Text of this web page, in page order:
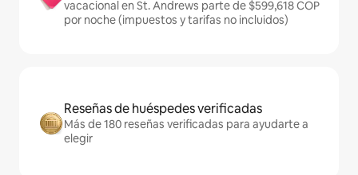
vacacional en St. Andrews parte de $599,618 COP
por noche (impuestos y tarifas no incluidos)
Reseñas de huéspedes verificadas
Más de 180 reseñas verificadas para ayudarte a
elegir